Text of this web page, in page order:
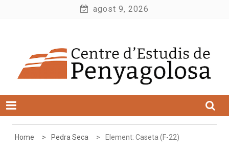
agost 9, 2026
Home Pedra Seca Element: Caseta (F-22)